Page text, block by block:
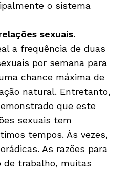
o sistema
sexuais.
a frequência de duas
por semana para
chance máxima de
natural. Entretanto,
que este
sexuais tem
tempos. Às vezes,
As razões para
de trabalho, muitas